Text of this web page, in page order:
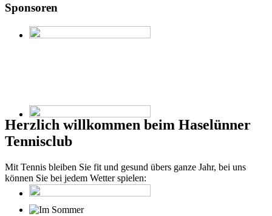
Sponsoren
Herzlich willkommen beim Haselünner
Tennisclub
Mit Tennis bleiben Sie fit und gesund übers ganze Jahr, bei uns
können Sie bei jedem Wetter spielen: